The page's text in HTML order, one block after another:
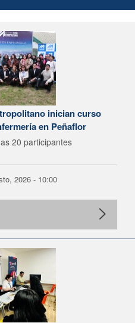
inician curso
en Peñaflor
20 participantes
2026 - 10:00